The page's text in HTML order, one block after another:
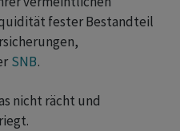
fester Bestandteil
SNB.
nicht rächt und